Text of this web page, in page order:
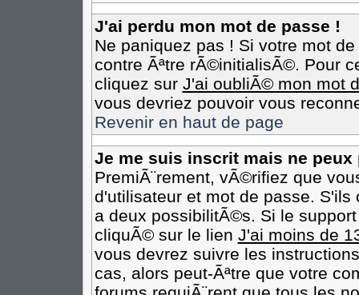
J'ai perdu mon mot de passe !
Ne paniquez pas ! Si votre mot
contre Ãªtre rÃ©initialisÃ©. Pour
cliquez sur J'ai oubliÃ© mon mot
vous devriez pouvoir vous
Revenir en haut de page
Je me suis inscrit mais ne peux
PremiÃ¨rement, vÃ©rifiez que
d'utilisateur et mot de passe.
a deux possibilitÃ©s. Si le
cliquÃ© sur le lien J'ai moins de
vous devrez suivre les
cas, alors peut-Ãªtre que votre